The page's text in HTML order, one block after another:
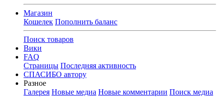
Магазин
Кошелек Пополнить баланс
Поиск товаров
Вики
FAQ
Страницы Последняя активность
СПАСИБО автору
Разное
Галерея Новые медиа Новые комментарии Поиск медиа